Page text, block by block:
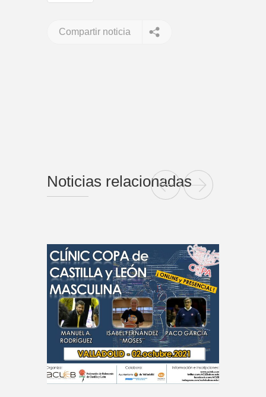
Compartir noticia
Noticias relacionadas